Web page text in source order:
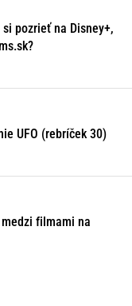
pozrieť na Disney+,
UFO (rebríček 30)
filmami na